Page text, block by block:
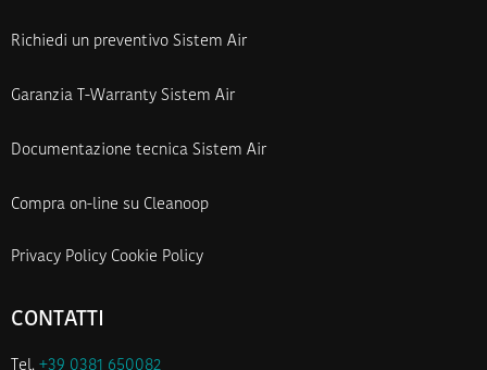
Richiedi un preventivo Sistem Air
Garanzia T-Warranty Sistem Air
Documentazione tecnica Sistem Air
Compra on-line su Cleanoop
Privacy Policy Cookie Policy
CONTATTI
Tel. +39 0381 650082